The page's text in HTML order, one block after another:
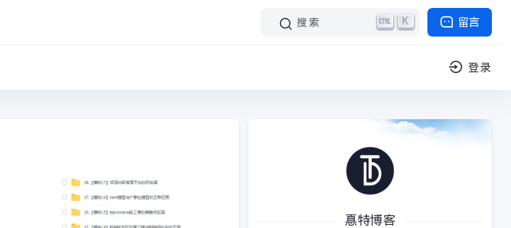
留言
搜索 K
登录
惪特博客